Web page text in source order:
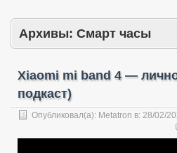
Архивы: Смарт часы
Xiaomi mi band 4 —
подкаст)
Опубликовал(а): Metatron в: 28/02/